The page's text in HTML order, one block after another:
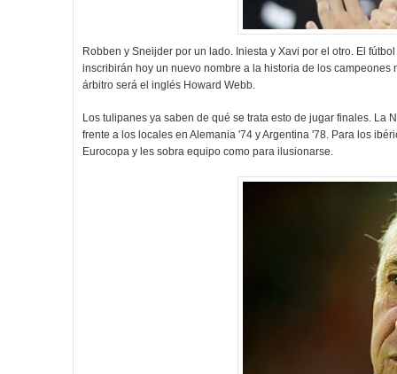
Robben y Sneijder por un lado. Iniesta y Xavi por el otro. El
inscribirán hoy un nuevo nombre a la historia de los
árbitro será el inglés Howard Webb.
Los tulipanes ya saben de qué se trata esto de jugar finales. La
frente a los locales en Alemania '74 y Argentina '78. Para los
Eurocopa y les sobra equipo como para ilusionarse.